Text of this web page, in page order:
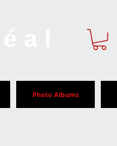
Photo Albums